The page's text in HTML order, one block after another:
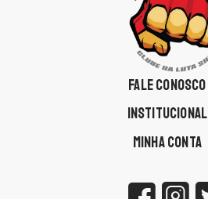
FALE CONOSCO
INSTITUCIONAL
MINHA CONTA